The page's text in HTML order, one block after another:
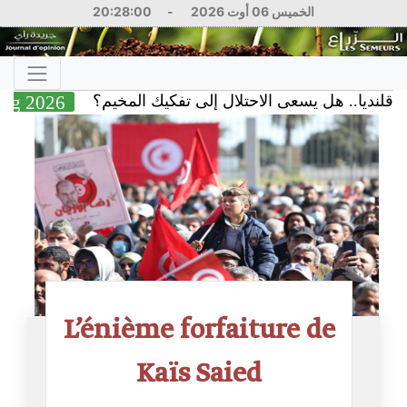
الخميس 06 أوت 2026 -
20:28:01
05 Aug 2026 هل يسعى الاحتلال إلى تفكيك المخيم؟
L’énième forfaiture de
Kaïs Saied